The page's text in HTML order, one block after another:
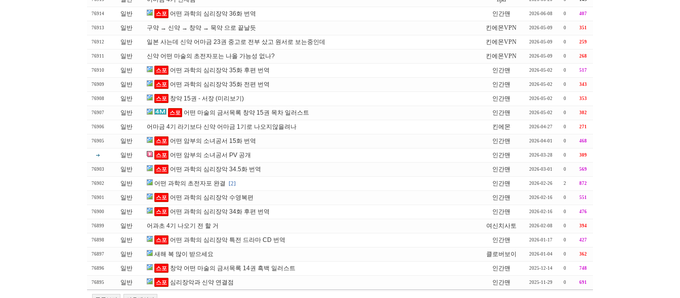
76914 일반 스포 어떤 과학의 심리장악 36화 번역 인간맨 2026-06-08 0 407
76913 일반 구약 → 신약 → 창약 → 묵약 으로 끝날듯 킨에몬VPN 2026-05-09 0 351
76912 일반 일본 사는데 신약 어마금 23권 중고로 전부 샀고 원서로 보는중인데 킨에몬VPN 2026-05-09 0 259
76911 일반 신약 어떤 마술의 초전자포는 나올 가능성 없나? 킨에몬VPN 2026-05-09 0 268
76910 일반 스포 어떤 과학의 심리장악 35화 후편 번역 인간맨 2026-05-02 0 517
76909 일반 스포 어떤 과학의 심리장악 35화 전편 번역 인간맨 2026-05-02 0 343
76908 일반 스포 창약 15권 - 서장 (미리보기) 인간맨 2026-05-02 0 353
76907 일반 스포 어떤 마술의 금서목록 창약 15권 목차 일러스트 인간맨 2026-05-02 0 302
76906 일반 어마금 4기 라기보다 신약 어마금 1기로 나오지않을려나 킨에몬 2026-04-27 0 271
76905 일반 스포 어떤 암부의 소녀공서 15화 번역 인간맨 2026-04-01 0 468
일반 스포 어떤 암부의 소녀공서 PV 공개 인간맨 2026-03-28 0 309
76903 일반 스포 어떤 과학의 심리장악 34.5화 번역 인간맨 2026-03-01 0 569
76902 일반 어떤 과학의 초전자포 완결 [2] 인간맨 2026-02-26 2 872
76901 일반 스포 어떤 과학의 심리장악 수영복편 인간맨 2026-02-16 0 551
76900 일반 스포 어떤 과학의 심리장악 34화 후편 번역 인간맨 2026-02-16 0 476
76899 일반 어과초 4기 나오기 전 할 거 여신치사토 2026-02-08 0 394
76898 일반 스포 어떤 과학의 심리장악 특전 드라마 CD 번역 인간맨 2026-01-17 0 427
76897 일반 새해 복 많이 받으세요 클로버보이 2026-01-04 0 362
76896 일반 스포 창약 어떤 마술의 금서목록 14권 흑백 일러스트 인간맨 2025-12-14 0 748
76895 일반 스포 심리장악과 신약 연결점 인간맨 2025-11-29 0 691